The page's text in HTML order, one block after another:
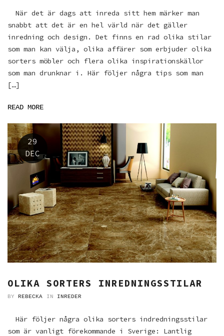
När det är dags att inreda sitt hem märker man
snabbt att det är en hel värld när det gäller
inredning och design. Det finns en rad olika stilar
som man kan välja, olika affärer som erbjuder olika
sorters möbler och flera olika inspirationskällor
som man drunknar i. Här följer några tips som man
[…]
READ MORE
29
DEC
OLIKA SORTERS INREDNINGSSTILAR
BY REBECKA IN INREDER
Här följer några olika sorters indredningsstilar
som är vanligt förekommande i Sverige: Lantlig